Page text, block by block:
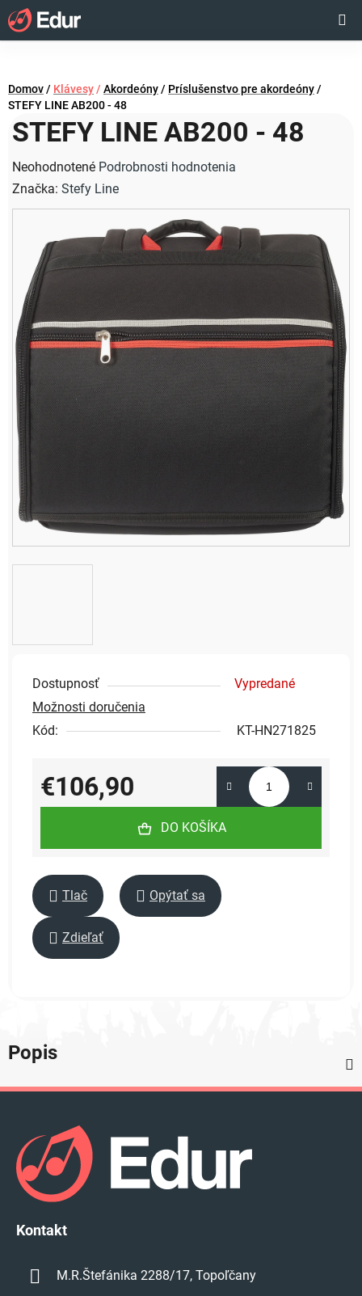
Prejsť
na
obsah
KOŠÍK
Domov/ Klávesy / Akordeóny/ Príslušenstvo pre akordeóny/
STEFY LINE AB200 - 48
Dostupnosť
Vypredané
Možnosti doručenia
Kód:
KT-HN271825
€106,90
Jednotková cena:
DO KOŠÍKA
Tlač Opýtať sa
Zdieľať
STEFY LINE AB200 - 48
Priemerné
hodnotenie
produktu
hviezdičiek.
Neohodnotené Podrobnosti hodnotenia
Značka: Stefy Line
Popis
Kontakt
M.R.Štefánika 2288/17, Topoľčany